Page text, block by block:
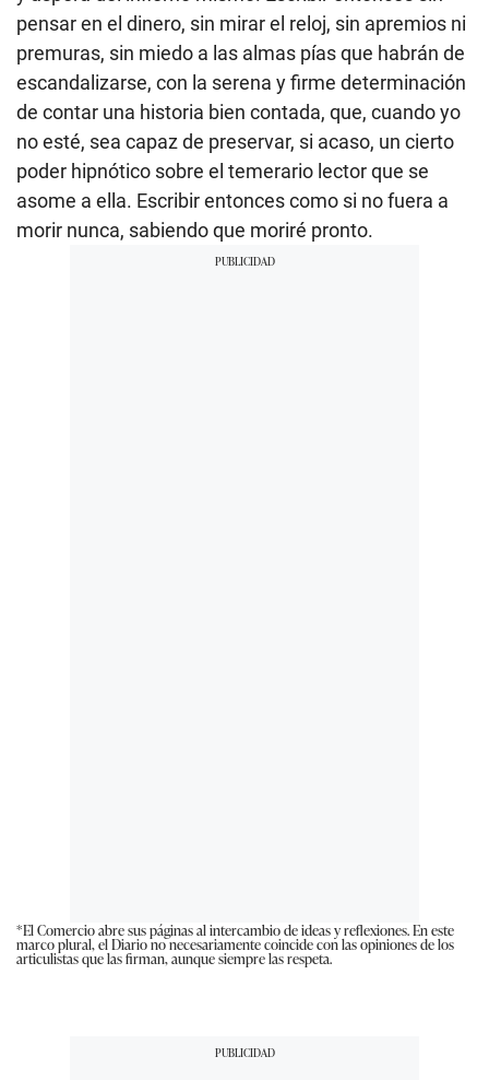
pensar en el dinero, sin mirar el reloj, sin apremios ni
premuras, sin miedo a las almas pías que habrán de
escandalizarse, con la serena y firme determinación
de contar una historia bien contada, que, cuando yo
no esté, sea capaz de preservar, si acaso, un cierto
poder hipnótico sobre el temerario lector que se
asome a ella. Escribir entonces como si no fuera a
morir nunca, sabiendo que moriré pronto.
*El Comercio abre sus páginas al intercambio de ideas y reflexiones. En este
marco plural, el Diario no necesariamente coincide con las opiniones de los
articulistas que las firman, aunque siempre las respeta.